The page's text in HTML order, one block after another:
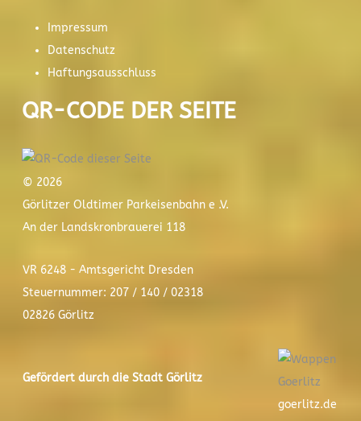
Impressum
Datenschutz
Haftungsausschluss
QR-CODE DER SEITE
© 2026
Görlitzer Oldtimer Parkeisenbahn e .V.
An der Landskronbrauerei 118
VR 6248 - Amtsgericht Dresden
Steuernummer: 207 / 140 / 02318
02826 Görlitz
Gefördert durch die Stadt Görlitz
goerlitz.de